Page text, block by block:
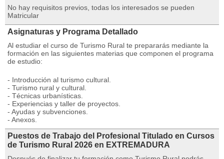
No hay requisitos previos, todas los interesados se pueden
Matricular
Asignaturas y Programa Detallado
Al estudiar el curso de Turismo Rural te prepararás mediante la
formación en las siguientes materias que componen el programa
de estudio:
- Introducción al turismo cultural.
- Turismo rural y cultural.
- Técnicas urbanísticas.
- Experiencias y taller de proyectos.
- Ayudas y subvenciones.
- Anexos.
Puestos de Trabajo del Profesional Titulado en Cursos
de Turismo Rural 2026 en EXTREMADURA